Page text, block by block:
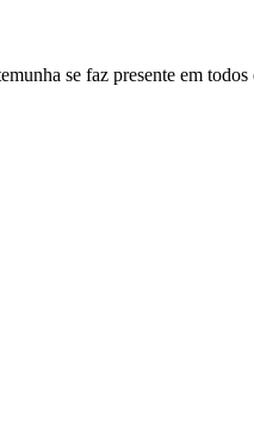
se faz presente em